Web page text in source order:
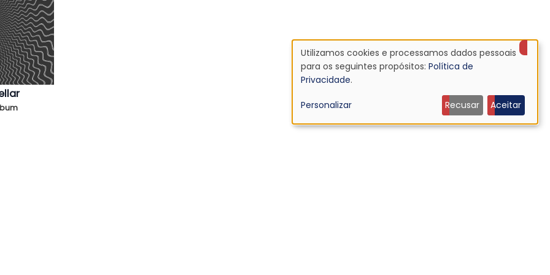
Uso
de
dados
Utilizamos cookies e processamos dados pessoais
para os seguintes propósitos: Política de
Privacidade.
Personalizar Recusar Aceitar